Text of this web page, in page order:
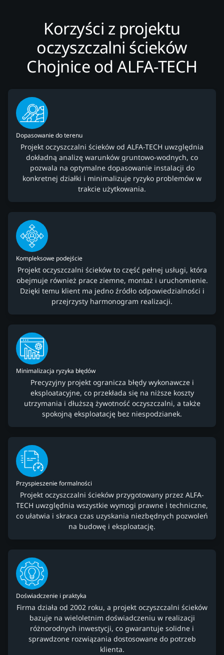
Korzyści z projektu
oczyszczalni ścieków
Chojnice od ALFA-TECH
Dopasowanie do terenu
Projekt oczyszczalni ścieków od ALFA-TECH uwzględnia
dokładną analizę warunków gruntowo-wodnych, co
pozwala na optymalne dopasowanie instalacji do
konkretnej działki i minimalizuje ryzyko problemów w
trakcie użytkowania.
Kompleksowe podejście
Projekt oczyszczalni ścieków to część pełnej usługi, która
obejmuje również prace ziemne, montaż i uruchomienie.
Dzięki temu klient ma jedno źródło odpowiedzialności i
przejrzysty harmonogram realizacji.
Minimalizacja ryzyka błędów
Precyzyjny projekt ogranicza błędy wykonawcze i
eksploatacyjne, co przekłada się na niższe koszty
utrzymania i dłuższą żywotność oczyszczalni, a także
spokojną eksploatację bez niespodzianek.
Przyspieszenie formalności
Projekt oczyszczalni ścieków przygotowany przez ALFA-
TECH uwzględnia wszystkie wymogi prawne i techniczne,
co ułatwia i skraca czas uzyskania niezbędnych pozwoleń
na budowę i eksploatację.
Doświadczenie i praktyka
Firma działa od 2002 roku, a projekt oczyszczalni ścieków
bazuje na wieloletnim doświadczeniu w realizacji
różnorodnych inwestycji, co gwarantuje solidne i
sprawdzone rozwiązania dostosowane do potrzeb
klienta.